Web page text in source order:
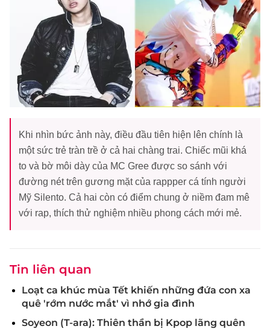
Khi nhìn bức ảnh này, điều đầu tiên hiện lên chính là
một sức trẻ tràn trề ở cả hai chàng trai. Chiếc mũi khá
to và bờ môi dày của MC Gree được so sánh với
đường nét trên gương mặt của rappper cá tính người
Mỹ Silento. Cả hai còn có điểm chung ở niềm đam mê
với rap, thích thử nghiệm nhiều phong cách mới mẻ.
Tin liên quan
Loạt ca khúc mùa Tết khiến những đứa con xa
quê 'rớm nước mắt' vì nhớ gia đình
Soyeon (T-ara): Thiên thần bị Kpop lãng quên